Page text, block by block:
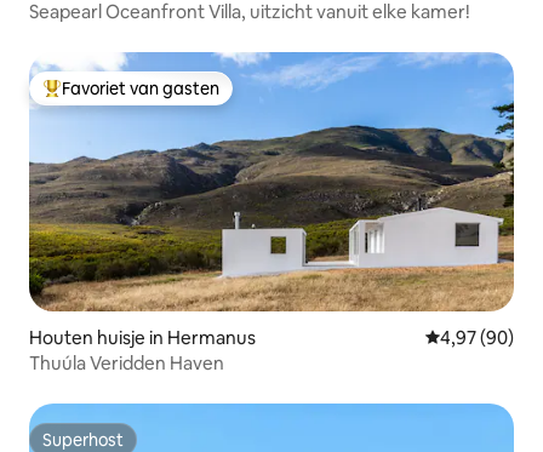
Seapearl Oceanfront Villa, uitzicht vanuit elke kamer!
Topfavoriet van gasten
Favoriet van gasten
Houten huisje in Hermanus Gemiddelde
4,97 (90)
Thuúla Veridden Haven
Superhost